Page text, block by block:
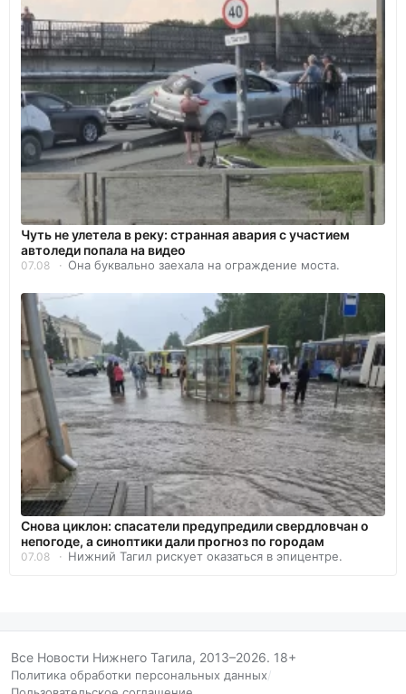
Чуть не улетела в реку: странная авария с участием
автоледи попала на видео
07.08 Она буквально заехала на ограждение моста.
Снова циклон: спасатели предупредили свердловчан о
непогоде, а синоптики дали прогноз по городам
07.08 Нижний Тагил рискует оказаться в эпицентре.
Все Новости Нижнего Тагила, 2013–2026. 18+
Политика обработки персональных данных/